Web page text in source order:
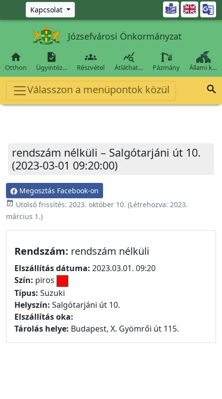
Ugrás a fő tartalomra
Kapcsolat 
Józsefvárosi Önkormányzat

Otthon

Ügyintéz…

Részvétel

Átláthat… Pázmány Állami k…
Válasszon a menüpontok közül 
rendszám nélküli – Salgótarjáni út 10.
(2023-03-01 09:20:00)
Megosztás Facebook-on
event_available Utolsó frissítés: 2023. október 10. (Létrehozva: 2023.
március 1.)
Rendszám: rendszám nélküli
Elszállítás dátuma: 2023.03.01. 09:20
Szín: piros
Típus: Suzuki
Helyszín: Salgótarjáni út 10.
Elszállítás oka:
Tárolás helye: Budapest, X. Gyömrői út 115.